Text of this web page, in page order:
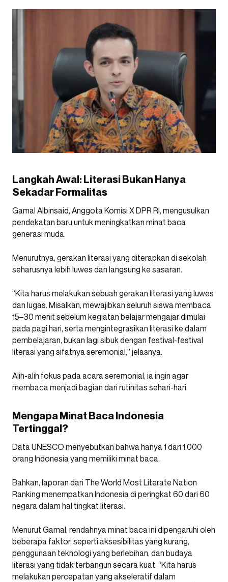
Langkah Awal: Literasi Bukan Hanya
Sekadar Formalitas
Gamal Albinsaid, Anggota Komisi X DPR RI, mengusulkan
pendekatan baru untuk meningkatkan minat baca
generasi muda.
Menurutnya, gerakan literasi yang diterapkan di sekolah
seharusnya lebih luwes dan langsung ke sasaran.
“Kita harus melakukan sebuah gerakan literasi yang luwes
dan lugas. Misalkan, mewajibkan seluruh siswa membaca
15–30 menit sebelum kegiatan belajar mengajar dimulai
pada pagi hari, serta mengintegrasikan literasi ke dalam
pembelajaran, bukan lagi sibuk dengan festival-festival
literasi yang sifatnya seremonial,” jelasnya.
Alih-alih fokus pada acara seremonial, ia ingin agar
membaca menjadi bagian dari rutinitas sehari-hari.
Mengapa Minat Baca Indonesia
Tertinggal?
Data UNESCO menyebutkan bahwa hanya 1 dari 1.000
orang Indonesia yang memiliki minat baca.
Bahkan, laporan dari The World Most Literate Nation
Ranking menempatkan Indonesia di peringkat 60 dari 60
negara dalam hal tingkat literasi.
Menurut Gamal, rendahnya minat baca ini dipengaruhi oleh
beberapa faktor, seperti aksesibilitas yang kurang,
penggunaan teknologi yang berlebihan, dan budaya
literasi yang tidak terbangun secara kuat. “Kita harus
melakukan percepatan yang akseleratif dalam